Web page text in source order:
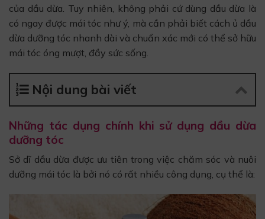
của dầu dừa. Tuy nhiên, không phải cứ dùng dầu dừa là
có ngay được mái tóc như ý, mà cần phải biết cách ủ dầu
dừa dưỡng tóc nhanh dài và chuẩn xác mới có thể sở hữu
mái tóc óng mượt, đầy sức sống.
Nội dung bài viết
Những tác dụng chính khi sử dụng dầu dừa
dưỡng tóc
Sở dĩ dầu dừa được ưu tiên trong việc chăm sóc và nuôi
dưỡng mái tóc là bởi nó có rất nhiều công dụng, cụ thể là: